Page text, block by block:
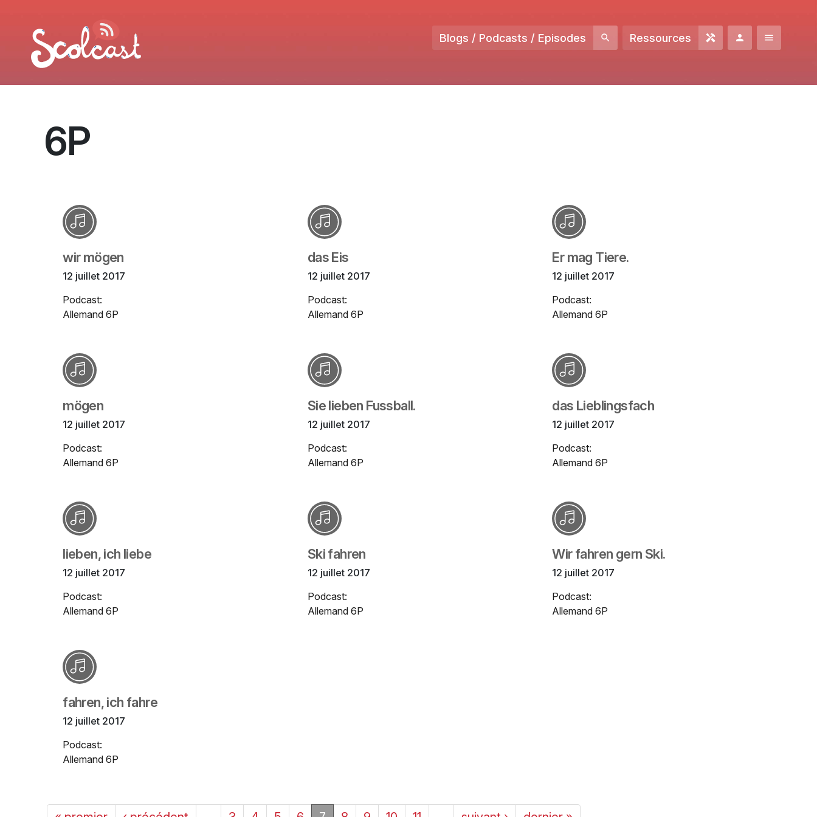
Blogs / Podcasts / Episodes Ressources
6P
wir mögen
12 juillet 2017
Podcast:
Allemand 6P
das Eis
12 juillet 2017
Podcast:
Allemand 6P
Er mag Tiere.
12 juillet 2017
Podcast:
Allemand 6P
mögen
12 juillet 2017
Podcast:
Allemand 6P
Sie lieben Fussball.
12 juillet 2017
Podcast:
Allemand 6P
das Lieblingsfach
12 juillet 2017
Podcast:
Allemand 6P
lieben, ich liebe
12 juillet 2017
Podcast:
Allemand 6P
Ski fahren
12 juillet 2017
Podcast:
Allemand 6P
Wir fahren gern Ski.
12 juillet 2017
Podcast:
Allemand 6P
fahren, ich fahre
12 juillet 2017
Podcast:
Allemand 6P